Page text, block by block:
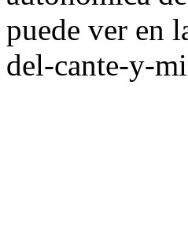
puede ver en
del-cante-y-